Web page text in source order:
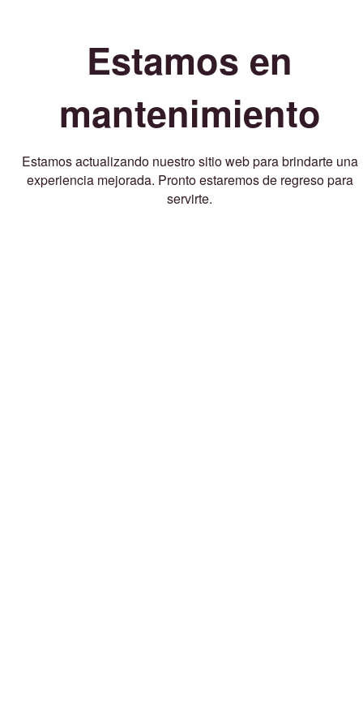
Estamos en
mantenimiento
Estamos actualizando nuestro sitio web para brindarte una
experiencia mejorada. Pronto estaremos de regreso para
servirte.